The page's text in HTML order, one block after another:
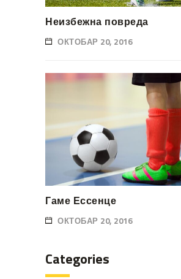
Неизбежна повреда
ОКТОБАР 20, 2016
Гаме Ессенце
ОКТОБАР 20, 2016
Categories